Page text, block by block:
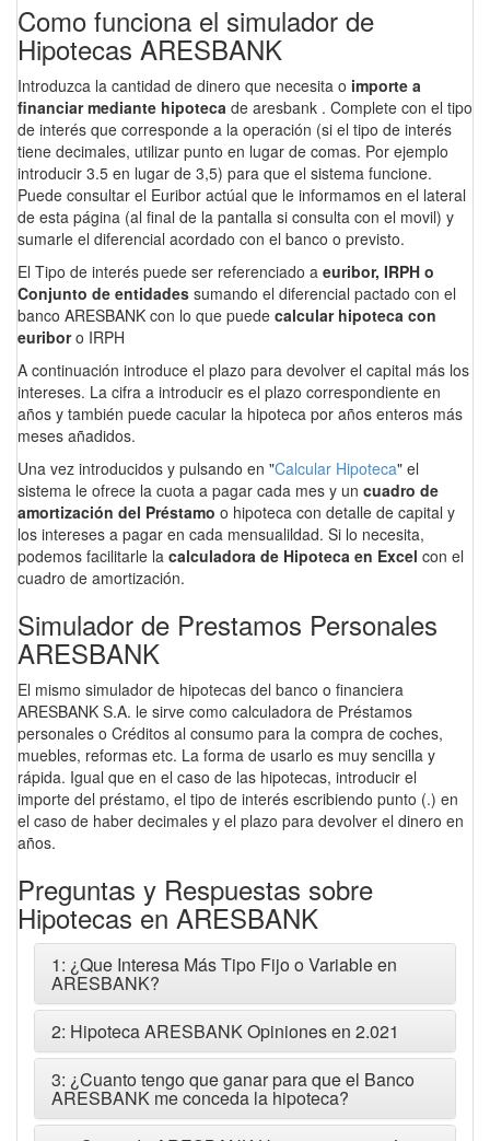
Como funciona el simulador de
Hipotecas ARESBANK
Introduzca la cantidad de dinero que necesita o importe a
financiar mediante hipoteca de aresbank . Complete con el tipo
de interés que corresponde a la operación (si el tipo de interés
tiene decimales, utilizar punto en lugar de comas. Por ejemplo
introducir 3.5 en lugar de 3,5) para que el sistema funcione.
Puede consultar el Euribor actúal que le informamos en el lateral
de esta página (al final de la pantalla si consulta con el movil) y
sumarle el diferencial acordado con el banco o previsto.
El Tipo de interés puede ser referenciado a euribor, IRPH o
Conjunto de entidades sumando el diferencial pactado con el
banco ARESBANK con lo que puede calcular hipoteca con
euriboro IRPH
A continuación introduce el plazo para devolver el capital más los
intereses. La cifra a introducir es el plazo correspondiente en
años y también puede cacular la hipoteca por años enteros más
meses añadidos.
Una vez introducidos y pulsando en "Calcular Hipoteca" el
sistema le ofrece la cuota a pagar cada mes y un cuadro de
amortización del Préstamo o hipoteca con detalle de capital y
los intereses a pagar en cada mensualildad. Si lo necesita,
podemos facilitarle la calculadora de Hipoteca en Excel con el
cuadro de amortización.
Simulador de Prestamos Personales
ARESBANK
El mismo simulador de hipotecas del banco o financiera
ARESBANK S.A. le sirve como calculadora de Préstamos
personales o Créditos al consumo para la compra de coches,
muebles, reformas etc. La forma de usarlo es muy sencilla y
rápida. Igual que en el caso de las hipotecas, introducir el
importe del préstamo, el tipo de interés escribiendo punto (.) en
el caso de haber decimales y el plazo para devolver el dinero en
años.
Preguntas y Respuestas sobre
Hipotecas en ARESBANK
1: ¿Que Interesa Más Tipo Fijo o Variable en
ARESBANK?
2: Hipoteca ARESBANK Opiniones en 2.021
3: ¿Cuanto tengo que ganar para que el Banco
ARESBANK me conceda la hipoteca?